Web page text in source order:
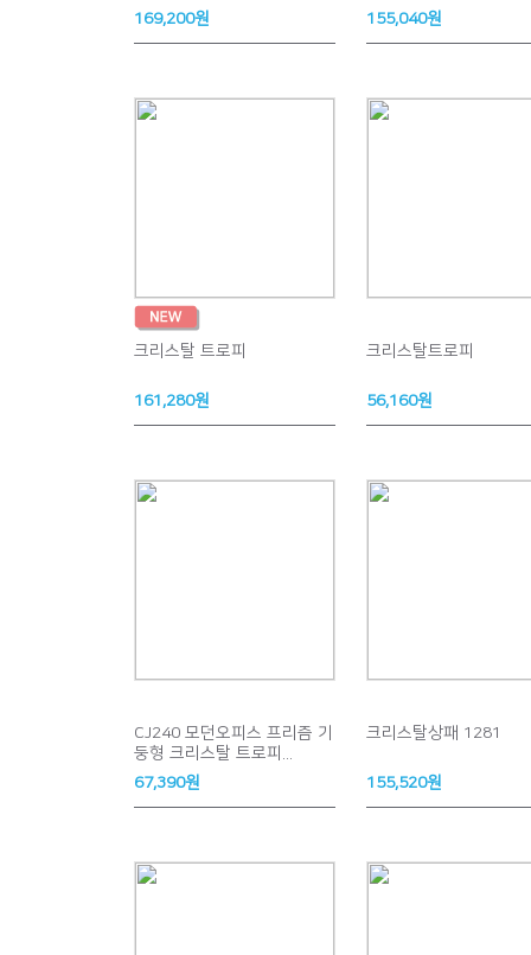
169,200원
155,040원
크리스탈 트로피
161,280원
크리스탈트로피
56,160원
CJ240 모던오피스 프리즘 기
둥형 크리스탈 트로피...
67,390원
크리스탈상패 1281
155,520원